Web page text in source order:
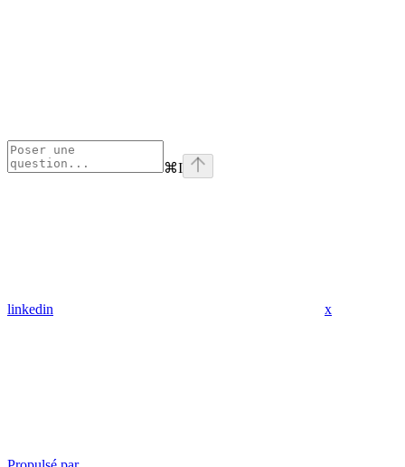
⌘I
linkedin x